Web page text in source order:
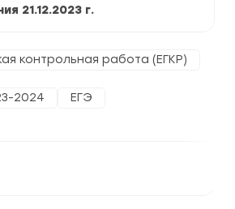
21.12.2023 г.
контрольная работа (ЕГКР)
2024 ЕГЭ